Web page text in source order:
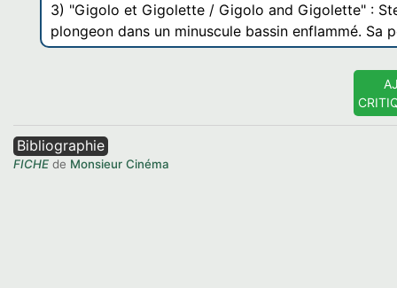
3) "Gigolo et Gigolette / Gigolo and Gigolette" :
plongeon dans un minuscule bassin enflammé. Sa
Bibliographie
FICHE de Monsieur Cinéma